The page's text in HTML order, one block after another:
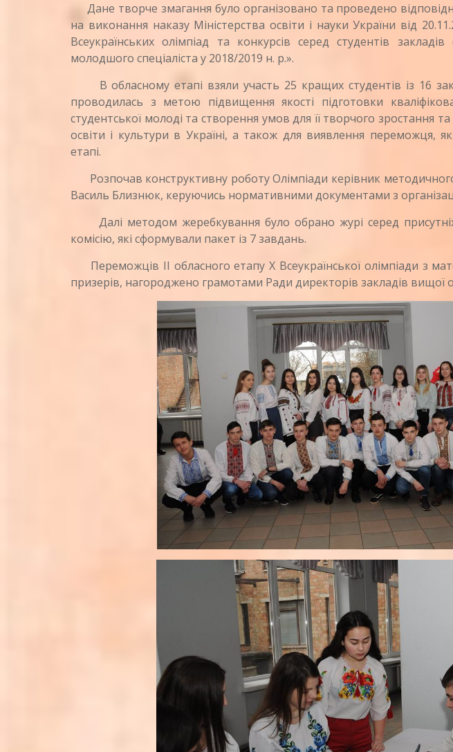
Дане творче змагання було організовано та проведено
на виконання наказу Міністерства освіти і науки України від
Всеукраїнських олімпіад та конкурсів серед студентів
молодшого спеціаліста у 2018/2019 н. р.».
В обласному етапі взяли участь 25 кращих студентів із 16
проводилась з метою підвищення якості підготовки
студентської молоді та створення умов для її творчого зростання
освіти і культури в Україні, а також для виявлення переможця,
етапі.
Розпочав конструктивну роботу Олімпіади керівник
Василь Близнюк, керуючись нормативними документами з
Далі методом жеребкування було обрано журі серед присутніх
комісію, які сформували пакет із 7 завдань.
Переможців II обласного етапу Х Всеукраїнської олімпіади з
призерів, нагороджено грамотами Ради директорів закладів вищої